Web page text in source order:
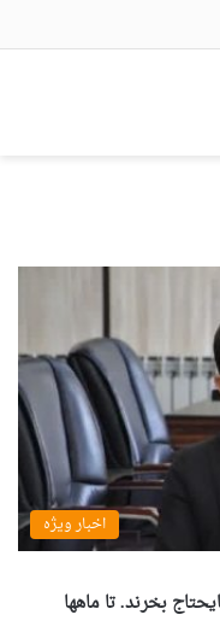
اخبار ویژه
بخرند. تا ماهها